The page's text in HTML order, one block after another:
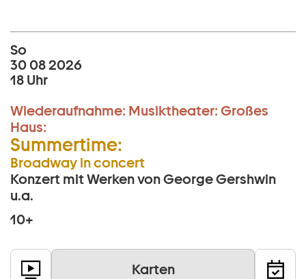
So
30 08 2026
18 Uhr
Wiederaufnahme: Musiktheater: Großes
Haus:
Summertime:
Broadway in concert
Konzert mit Werken von George Gershwin
u.a.
10+
Karten